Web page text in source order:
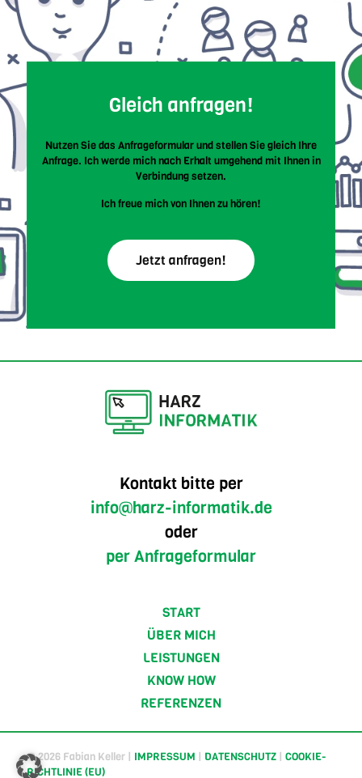
Gleich anfragen!
Nutzen Sie das Anfrageformular und stellen Sie gleich Ihre
Anfrage. Ich werde mich nach Erhalt umgehend mit Ihnen in
Verbindung setzen.
Ich freue mich von Ihnen zu hören!
Jetzt anfragen!
Kontakt bitte per
info@harz-informatik.de
oder
per Anfrageformular
START
ÜBER MICH
LEISTUNGEN
KNOW HOW
REFERENZEN
© 2026 Fabian Keller | IMPRESSUM | DATENSCHUTZ | COOKIE-
RICHTLINIE (EU)